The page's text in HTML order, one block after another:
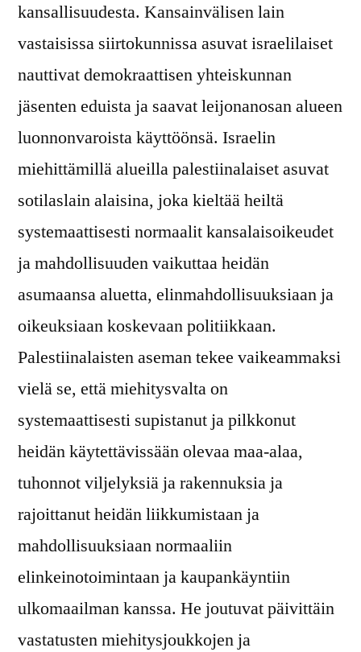
kansallisuudesta. Kansainvälisen lain
vastaisissa siirtokunnissa asuvat israelilaiset
nauttivat demokraattisen yhteiskunnan
jäsenten eduista ja saavat leijonanosan alueen
luonnonvaroista käyttöönsä. Israelin
miehittämillä alueilla palestiinalaiset asuvat
sotilaslain alaisina, joka kieltää heiltä
systemaattisesti normaalit kansalaisoikeudet
ja mahdollisuuden vaikuttaa heidän
asumaansa aluetta, elinmahdollisuuksiaan ja
oikeuksiaan koskevaan politiikkaan.
Palestiinalaisten aseman tekee vaikeammaksi
vielä se, että miehitysvalta on
systemaattisesti supistanut ja pilkkonut
heidän käytettävissään olevaa maa-alaa,
tuhonnot viljelyksiä ja rakennuksia ja
rajoittanut heidän liikkumistaan ja
mahdollisuuksiaan normaaliin
elinkeinotoimintaan ja kaupankäyntiin
ulkomaailman kanssa. He joutuvat päivittäin
vastatusten miehitysjoukkojen ja